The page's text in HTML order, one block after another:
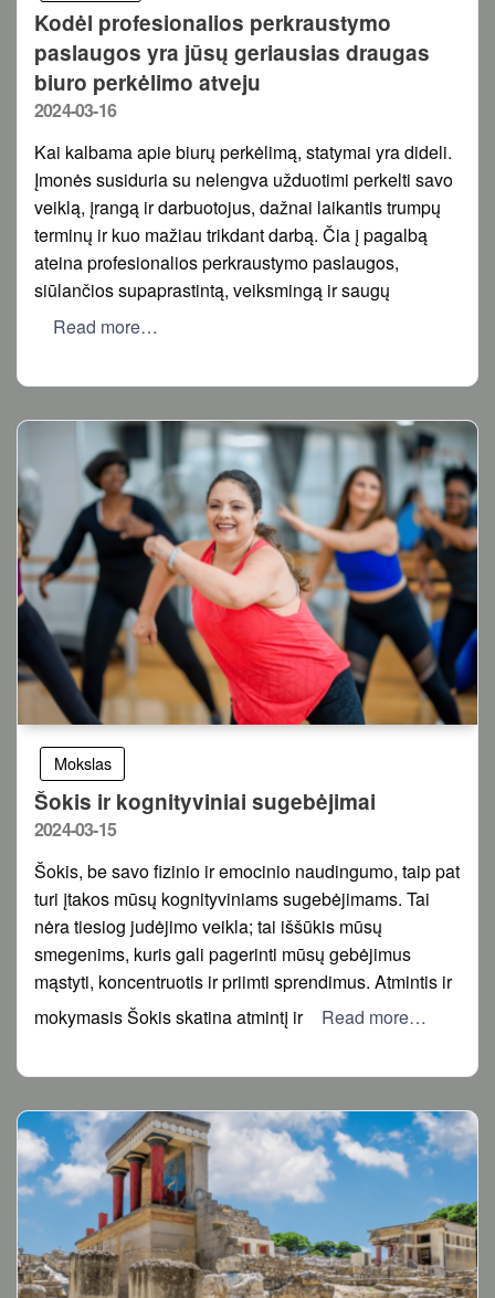
Kodėl profesionalios perkraustymo
paslaugos yra jūsų geriausias draugas
biuro perkėlimo atveju
Posted
2024-03-16
Kai kalbama apie biurų perkėlimą, statymai yra dideli.
Įmonės susiduria su nelengva užduotimi perkelti savo
veiklą, įrangą ir darbuotojus, dažnai laikantis trumpų
terminų ir kuo mažiau trikdant darbą. Čia į pagalbą
ateina profesionalios perkraustymo paslaugos,
siūlančios supaprastintą, veiksmingą ir saugų
Read more…
Mokslas
Šokis ir kognityviniai sugebėjimai
Posted
2024-03-15
Šokis, be savo fizinio ir emocinio naudingumo, taip pat
turi įtakos mūsų kognityviniams sugebėjimams. Tai
nėra tiesiog judėjimo veikla; tai iššūkis mūsų
smegenims, kuris gali pagerinti mūsų gebėjimus
mąstyti, koncentruotis ir priimti sprendimus. Atmintis ir
mokymasis Šokis skatina atmintį ir
Read more…